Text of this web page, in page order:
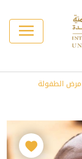
مرض الطفولة